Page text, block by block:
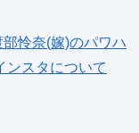
部怜奈(嫁)のパワハ
ンスタについて